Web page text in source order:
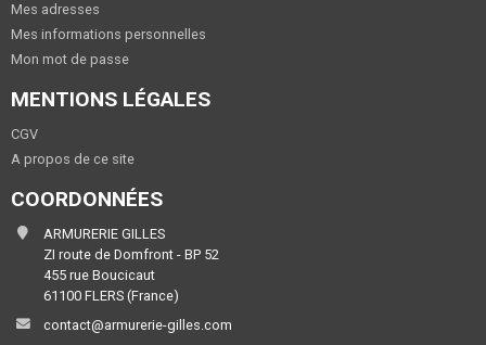
Mes adresses
Mes informations personnelles
Mon mot de passe
MENTIONS LÉGALES
CGV
A propos de ce site
COORDONNÉES
ARMURERIE GILLES
ZI route de Domfront - BP 52
455 rue Boucicaut
61100 FLERS (France)
contact@armurerie-gilles.com